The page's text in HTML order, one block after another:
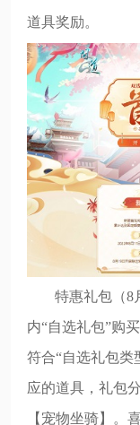
道具奖励。
特惠礼包（8
内“自选礼包”购
符合“自选礼包类
应的道具，礼包
【宠物坐骑】。